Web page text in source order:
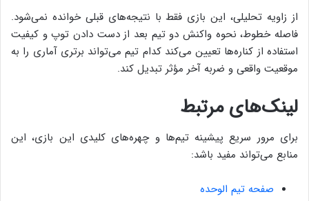
از زاویه تحلیلی، این بازی فقط با نتیجه‌های قبلی خوانده نمی‌شود.
فاصله خطوط، نحوه واکنش دو تیم بعد از دست دادن توپ و کیفیت
استفاده از کناره‌ها تعیین می‌کند کدام تیم می‌تواند برتری آماری را به
موقعیت واقعی و ضربه آخر مؤثر تبدیل کند.
لینک‌های مرتبط
برای مرور سریع پیشینه تیم‌ها و چهره‌های کلیدی این بازی، این
منابع می‌تواند مفید باشد:
صفحه تیم الوحده